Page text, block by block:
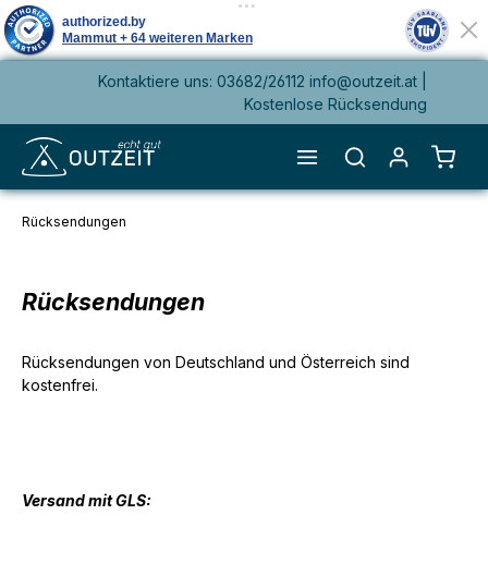
springenKontaktiere uns: 03682/26112 info@outzeit.at |
Kostenlose Rücksendung
Rücksendungen
Rücksendungen
Rücksendungen von Deutschland und Österreich sind
kostenfrei.
Versand mit GLS: